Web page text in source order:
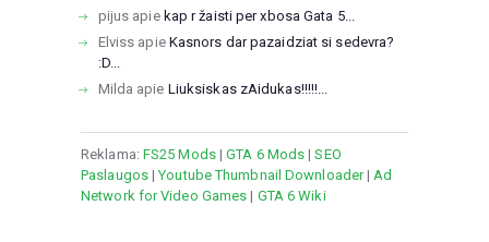
pijus apie kap r žaisti per xbosa Gata 5...
Elviss apie Kasnors dar pazaidziat si sedevra?
:D...
Milda apie Liuksiskas zAidukas!!!!!...
Reklama: FS25 Mods|GTA 6 Mods |SEO
Paslaugos|Youtube Thumbnail Downloader| Ad
Network for Video Games | GTA 6 Wiki